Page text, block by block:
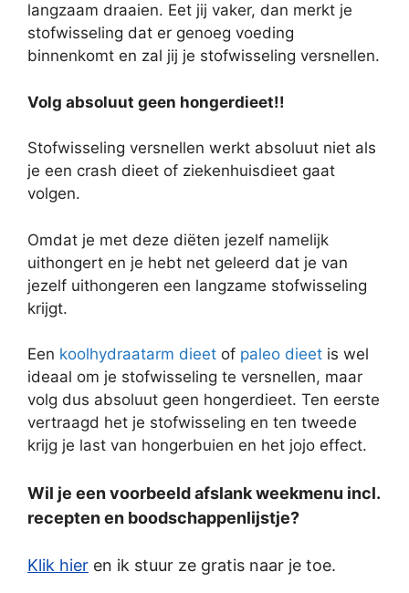
langzaam draaien. Eet jij vaker, dan merkt je
stofwisseling dat er genoeg voeding
binnenkomt en zal jij je stofwisseling versnellen.
Volg absoluut geen hongerdieet!!
Stofwisseling versnellen werkt absoluut niet als
je een crash dieet of ziekenhuisdieet gaat
volgen.
Omdat je met deze diëten jezelf namelijk
uithongert en je hebt net geleerd dat je van
jezelf uithongeren een langzame stofwisseling
krijgt.
Een koolhydraatarm dieet of paleo dieet is wel
ideaal om je stofwisseling te versnellen, maar
volg dus absoluut geen hongerdieet. Ten eerste
vertraagd het je stofwisseling en ten tweede
krijg je last van hongerbuien en het jojo effect.
Wil je een voorbeeld afslank weekmenu incl.
recepten en boodschappenlijstje?
Klik hier en ik stuur ze gratis naar je toe.